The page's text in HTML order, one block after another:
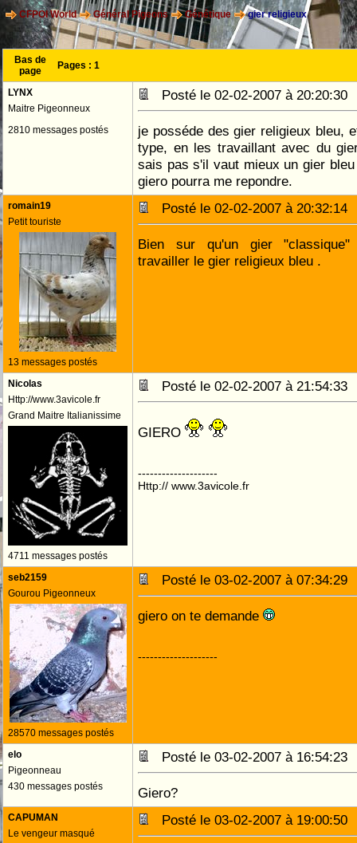
CFPOI World Général Pigeons Génétique gier religieux
Bas de
page
Pages : 1
LYNX
Maitre Pigeonneux
2810 messages postés
Posté le 02-02-2007 à
je posséde des gier religieux bleu,
type, en les travaillant avec du
sais pas s'il vaut mieux un gier
giero pourra me repondre.
romain19
Petit touriste
13 messages postés
Posté le 02-02-2007 à
Bien sur qu'un gier "classique"
travailler le gier religieux bleu .
Nicolas
Http://www.3avicole.fr
Grand Maitre Italianissime
4711 messages postés
Posté le 02-02-2007 à
GIERO
--------------------
Http:// www.3avicole.fr
seb2159
Gourou Pigeonneux
28570 messages postés
Posté le 03-02-2007 à
giero on te demande
--------------------
elo
Pigeonneau
430 messages postés
Posté le 03-02-2007 à
Giero?
CAPUMAN
Le vengeur masqué
Posté le 03-02-2007 à